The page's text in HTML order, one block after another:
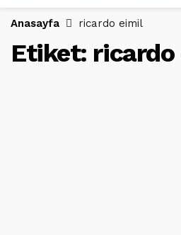
Anasayfa ricardo eimil
Etiket: